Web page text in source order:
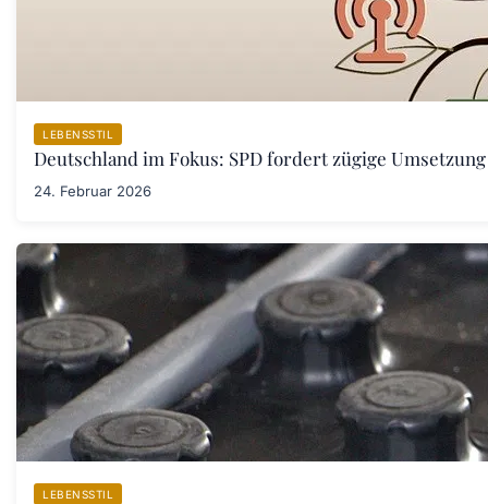
LEBENSSTIL
Deutschland im Fokus: SPD fordert zügige
24. Februar 2026
LEBENSSTIL